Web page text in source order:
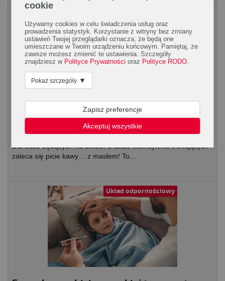
Bulletproof coffee, czyli kawa
kuloodporna
Dla wielu osób kawa to nieodłączny element każdego poranka.
Dla osób będących na diecie, a także intensywnie trenujących
zaleca się picie kawy… z masłem! To...
Układ odpornościowy
cookie
Używamy cookies w celu świadczenia usług oraz
prowadzenia statystyk. Korzystanie z witryny bez zmiany
ustawień Twojej przeglądarki oznacza, że będą one
umieszczane w Twoim urządzeniu końcowym. Pamiętaj, że
zawsze możesz zmienić te ustawienia. Szczegóły
znajdziesz w Polityce Prywatności oraz Polityce RODO
Pokaż szczegóły ▼
Zapisz preferencje
Akceptuj wszystkie